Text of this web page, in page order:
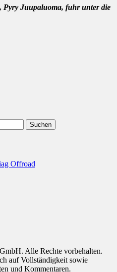
Pyry Juupaluoma, fuhr unter die
Suchen
GmbH. Alle Rechte vorbehalten.
auf Vollständigkeit sowie
und Kommentaren.